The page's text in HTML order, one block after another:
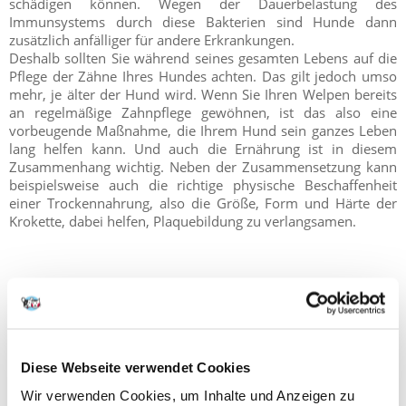
Diese Webseite verwendet Cookies
Wir verwenden Cookies, um Inhalte und Anzeigen zu
schädigen können. Wegen der Dauerbelastung des
Immunsystems durch diese Bakterien sind Hunde dann
zusätzlich anfälliger für andere Erkrankungen.
Deshalb sollten Sie während seines gesamten Lebens auf die
Pflege der Zähne Ihres Hundes achten. Das gilt jedoch umso
mehr, je älter der Hund wird. Wenn Sie Ihren Welpen bereits
an regelmäßige Zahnpflege gewöhnen, ist das also eine
vorbeugende Maßnahme, die Ihrem Hund sein ganzes Leben
lang helfen kann. Und auch die Ernährung ist in diesem
Zusammenhang wichtig. Neben der Zusammensetzung kann
beispielsweise auch die richtige physische Beschaffenheit
einer Trockennahrung, also die Größe, Form und Härte der
Krokette, dabei helfen, Plaquebildung zu verlangsamen.
Die Verdauung wird langsamer
verlieren und weniger Verdauungssäfte gebildet werden.
Dadurch wird der Verdauungstransport insgesamt langsamer,